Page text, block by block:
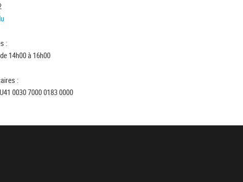
:
14h00 à 16h00
:
0030 7000 0183 0000